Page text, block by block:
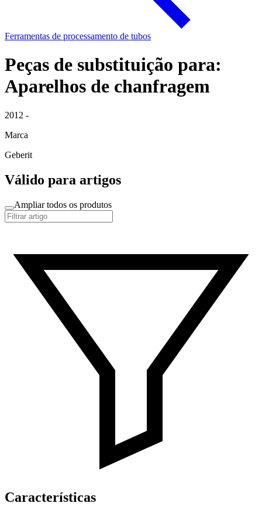
Ferramentas de processamento de tubos
Peças de substituição para:
Aparelhos de chanfragem
2012 -
Marca
Geberit
Válido para artigos
Ampliar todos os produtos
Características